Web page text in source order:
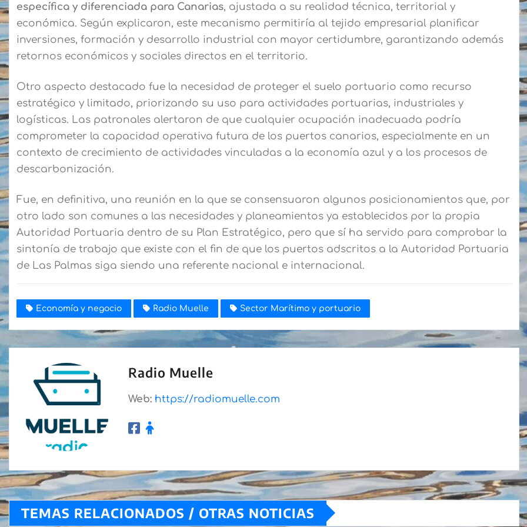
específica y diferenciada para Canarias, ajustada a su realidad técnica, territorial y
económica. Según explicaron, este mecanismo permitiría al tejido empresarial planificar
inversiones, formación y desarrollo industrial con mayor certidumbre, garantizando además
retornos económicos y sociales directos en el territorio.
Otro aspecto destacado fue la necesidad de proteger el suelo portuario como recurso
estratégico y limitado, priorizando su uso para actividades portuarias, industriales y
logísticas. Las patronales alertaron de que cualquier ocupación inadecuada podría
comprometer la capacidad operativa futura de los puertos canarios, especialmente en un
contexto de crecimiento de actividades vinculadas a la economía azul y a los procesos de
descarbonización.
Fue, en definitiva, una reunión en la que se consensuaron algunos posicionamientos que, por
otro lado son comunes a las necesidades y planeamientos ya establecidos por la propia
Autoridad Portuaria dentro de su Plan Estratégico, pero que sí ha servido para comprobar la
sintonía de trabajo que existe con el fin de que los puertos adscritos a la Autoridad Portuaria
de Las Palmas siga siendo una referente nacional e internacional.
Economía y negocio Radio Muelle Sector Marítimo y portuario
Radio Muelle
Web: https://radiomuelle.com
TEMAS RELACIONADOS / OTRAS NOTICIAS